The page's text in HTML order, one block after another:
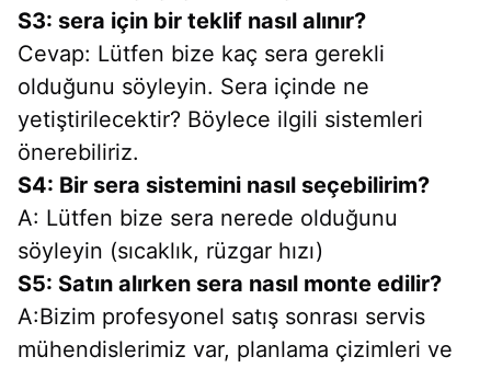
S3: sera için bir teklif nasıl alınır?
Cevap: Lütfen bize kaç sera gerekli
olduğunu söyleyin. Sera içinde ne
yetiştirilecektir? Böylece ilgili sistemleri
önerebiliriz.
S4: Bir sera sistemini nasıl seçebilirim?
A: Lütfen bize sera nerede olduğunu
söyleyin (sıcaklık, rüzgar hızı)
S5: Satın alırken sera nasıl monte edilir?
A:Bizim profesyonel satış sonrası servis
mühendislerimiz var, planlama çizimleri ve